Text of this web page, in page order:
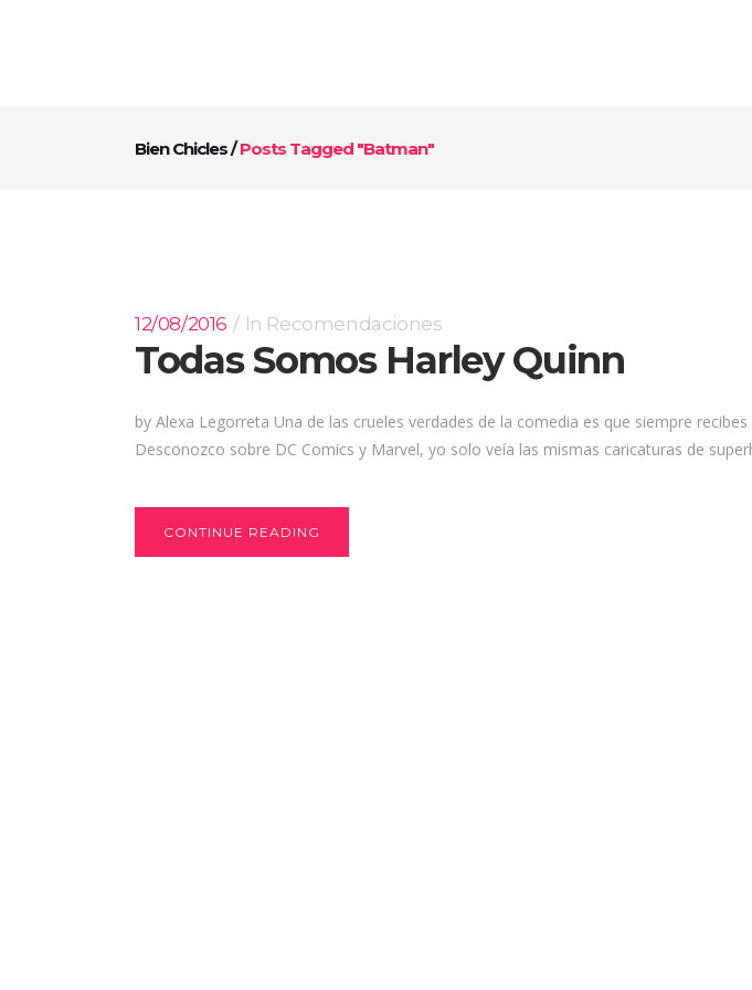
Bien Chicles/Posts Tagged "Batman"
12/08/2016 In Recomendaciones
Todas Somos Harley Quinn
by Alexa Legorreta Una de las crueles verdades de la comedia es que siempre
Desconozco sobre DC Comics y Marvel, yo solo veía las mismas caricaturas de
CONTINUE READING